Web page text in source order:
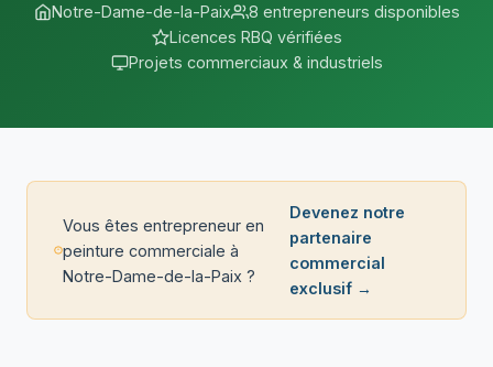
Notre-Dame-de-la-Paix
8 entrepreneurs disponibles
Licences RBQ vérifiées
Projets commerciaux & industriels
Vous êtes entrepreneur en
peinture commerciale à
Notre-Dame-de-la-Paix ?
Devenez notre
partenaire
commercial
exclusif →